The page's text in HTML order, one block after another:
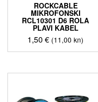
ROCKCABLE
MIKROFONSKI
RCL10301 D6 ROLA
PLAVI KABEL
1,50€ (11,00 kn)